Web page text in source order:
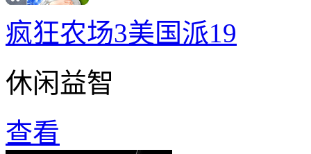
疯狂农场3美国派19
休闲益智
查看